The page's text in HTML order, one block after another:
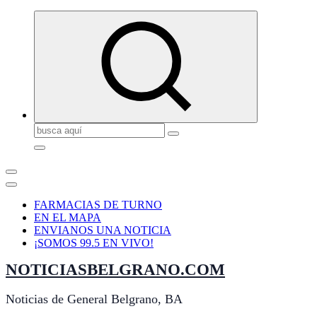
Buscar:
FARMACIAS DE TURNO
EN EL MAPA
ENVIANOS UNA NOTICIA
¡SOMOS 99.5 EN VIVO!
NOTICIASBELGRANO.COM
Noticias de General Belgrano, BA